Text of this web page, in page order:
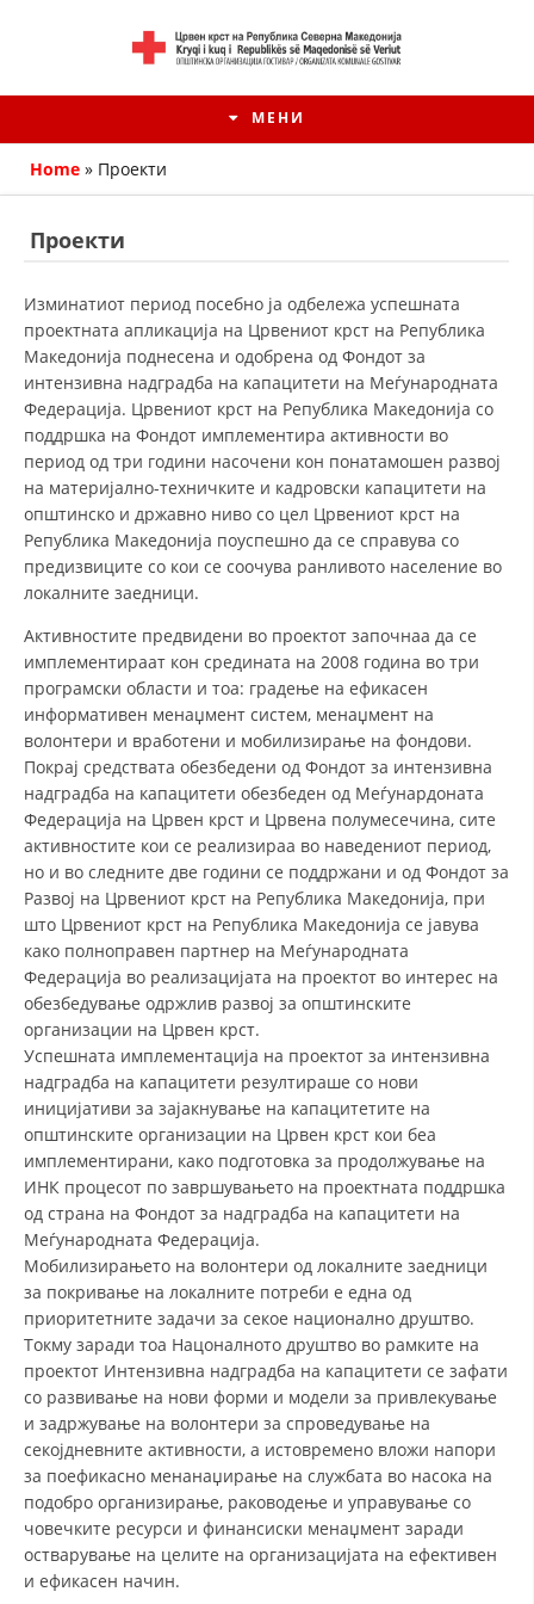
МЕНИ
HISTORIA E KRYQIT TË KUQ
ИСТОРИЈАТ НА ДВИЖЕЊЕТО
СТРУКТУРА НА ОРГАНИЗАЦИЈАТА
КОНТАКТ ИНФОРМАЦИИ
ЧЛЕНСТВО ВО ПРОФЕСИОНАЛНИ ТЕЛА
ЗАКОН ЗА ЦКРМ
СТАТУТ НА ЦКРМ
ОРГАНИЗАЦИЈА И РАЗВОЈ
РАКОВОДЕН ОДБОР
СОБРАНИЕ
СТРУКТУРА И ОРГАНИЗАЦИОНА ПОСТАВЕНОСТ
ДИСЕМИНАЦИЈА
MЕЃУНАРОДНО ХУМАНИТАРНО ПРАВО
ПРОМОЦИЈА НА ХУМАНИ ВРЕДНОСТИ
УПОТРЕБА И ЗАШТИТА НА АМБЛЕМОТ
СОЦИЈАЛНО ХУМАНИТАРНА ДЕЈНОСТ
КАКО ДА ДОНИРАТЕ
ПОДГОТВЕНОСТ И ДЕЈСТВО ПРИ КАТАСТРОФИ
СПАСИТЕЛНА СТАНИЦА ВОДНО
ПРОЕКТИ – ПОДГОТВЕНОСТ И ДЕЈСТВУВАЊЕ ПРИ КАТАСТРОФИ
ОДНОСИ СО ЈАВНОСТ
Home » Проекти
Проекти
Изминатиот период посебно ја одбележа успешната
проектната апликација на Црвениот крст на Република
Македонија поднесена и одобрена од Фондот за
интензивна надградба на капацитети на Меѓународната
Федерација. Црвениот крст на Република Македонија со
поддршка на Фондот имплементира активности во
период од три години насочени кон понатамошен развој
на материјално-техничките и кадровски капацитети на
општинско и државно ниво со цел Црвениот крст на
Република Македонија поуспешно да се справува со
предизвиците со кои се соочува ранливото население во
локалните заедници.
Активностите предвидени во проектот започнаа да се
имплементираат кон средината на 2008 година во три
програмски области и тоа: градење на ефикасен
информативен менаџмент систем, менаџмент на
волонтери и вработени и мобилизирање на фондови.
Покрај средствата обезбедени од Фондот за интензивна
надградба на капацитети обезбеден од Меѓунардоната
Федерација на Црвен крст и Црвена полумесечина, сите
активностите кои се реализираа во наведениот период,
но и во следните две години се поддржани и од Фондот за
Развој на Црвениот крст на Република Македонија, при
што Црвениот крст на Република Македонија се јавува
како полноправен партнер на Меѓународната
Федерација во реализацијата на проектот во интерес на
обезбедување одржлив развој за општинските
организации на Црвен крст.
Успешната имплементација на проектот за интензивна
надградба на капацитети резултираше со нови
иницијативи за зајакнување на капацитетите на
општинските организации на Црвен крст кои беа
имплементирани, како подготовка за продолжување на
ИНК процесот по завршувањето на проектната поддршка
од страна на Фондот за надградба на капацитети на
Меѓународната Федерација.
Мобилизирањето на волонтери од локалните заедници
за покривање на локалните потреби е една од
приоритетните задачи за секое национално друштво.
Токму заради тоа Нацоналното друштво во рамките на
проектот Интензивна надградба на капацитети се зафати
со развивање на нови форми и модели за привлекување
и задржување на волонтери за спроведување на
секојдневните активности, а истовремено вложи напори
за поефикасно менанаџирање на службата во насока на
подобро организирање, раководење и управување со
човечките ресурси и финансиски менаџмент заради
остварување на целите на организацијата на ефективен
и ефикасен начин.